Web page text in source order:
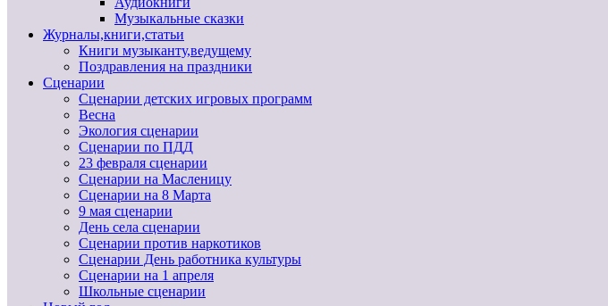
Музыкальные сказки
Журналы,книги,статьи
Книги музыканту,ведущему
Поздравления на праздники
Сценарии
Сценарии детских игровых программ
Весна
Экология сценарии
Сценарии по ПДД
23 февраля сценарии
Сценарии на Масленицу
Сценарии на 8 Марта
9 мая сценарии
День села сценарии
Сценарии против наркотиков
Сценарии День работника культуры
Сценарии на 1 апреля
Школьные сценарии